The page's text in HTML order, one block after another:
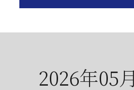
2026年05